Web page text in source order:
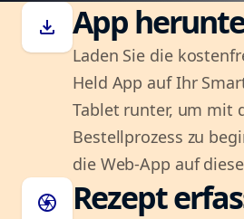
download App
Laden Sie die
Held App auf Ihr
Tablet runter, um mit
Bestellprozess zu
die Web-App auf
camera Rezept